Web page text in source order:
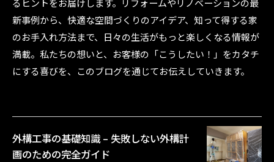
るヒントをお届けします。リフォームやリノベーションの最
新事例から、快適な空間づくりのアイデア、知って得する家
のお手入れ方法まで、日々の生活がもっと楽しくなる情報が
満載。私たちの想いと、お客様の「こうしたい！」をカタチ
にする喜びを、このブログを通じてお伝えしていきます。
外構工事の基礎知識 – 失敗しない外構計
画のための完全ガイド